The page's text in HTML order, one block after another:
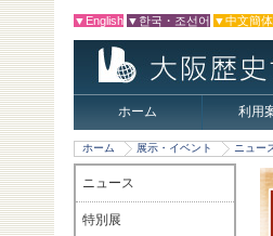
▼English ▼한국・조선어 ▼中文簡体
ホーム 利用
ホーム 展示・イベント ニュー
ニュース
特別展